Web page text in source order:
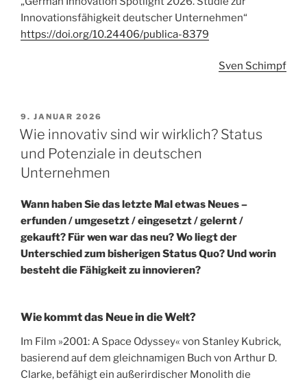
Innovationsfähigkeit deutscher Unternehmen“
https://doi.org/10.24406/publica-8379
Sven Schimpf
VERÖFFENTLICHT
AM
9. JANUAR 2026
Wie innovativ sind wir wirklich? Status
und Potenziale in deutschen
Unternehmen
Wann haben Sie das letzte Mal etwas Neues –
erfunden / umgesetzt / eingesetzt / gelernt /
gekauft? Für wen war das neu? Wo liegt der
Unterschied zum bisherigen Status Quo? Und worin
besteht die Fähigkeit zu innovieren?
Wie kommt das Neue in die Welt?
Im Film »2001: A Space Odyssey« von Stanley Kubrick,
basierend auf dem gleichnamigen Buch von Arthur D.
Clarke, befähigt ein außerirdischer Monolith die